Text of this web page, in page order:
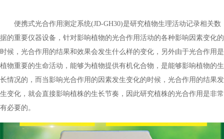
便携式光合作用测定系统(JD-GH30)是研究植物生理活动记录相关数
据的重要仪器设备，针对影响植物的光合作用活动的各种影响因素变化的
时候，光合作用的结果和效果会发生什么样的变化，另外由于光合作用是
植物重要的生命活动，能够为植物提供有机化合物，是能够影响植物的生
长情况的，而当影响光合作用的因素发生变化的时候，光合作用的结果发
生变化，就会直接影响植株的生长节奏，因此研究植株的光合作用是非常
有必要的。